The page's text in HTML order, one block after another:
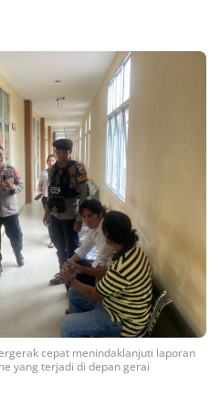
cepat menindaklanjuti laporan
yang terjadi di depan gerai